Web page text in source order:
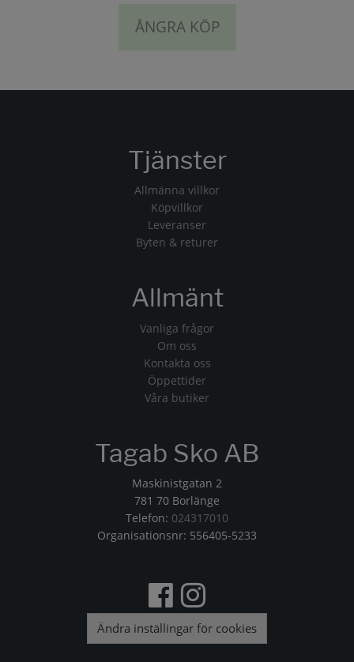
ÅNGRA KÖP
Tjänster
Allmänna villkor
Köpvillkor
Leveranser
Byten & returer
Allmänt
Vanliga frågor
Om oss
Kontakta oss
Öppettider
Våra butiker
Tagab Sko AB
Maskinistgatan 2
781 70 Borlänge
Telefon: 024317010
Organisationsnr: 556405-5233
Ändra inställingar för cookies